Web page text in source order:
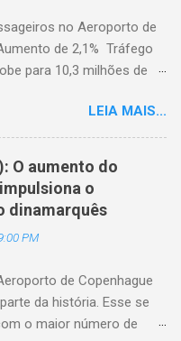
sustentável, com base no
GSTC. Desde o seu
ano, a Academia de
da hotelaria que
práticas sustentáveis ​​em
disponibilidade agora em
fortalece ainda mais sua
ao diversificado setor
no Aeroporto de
de 2,1% Tráfego
para 10,3 milhões de
utilizaram o
(FRA) em março de
mês em análise registrou
de 2,1%, apesar dos
resultantes de dois
conjuntura geopolítica.
no FRA foram
de março. As
com o Irã levaram a
de 68,6% no tráfego
LEIA MAIS...
O aumento do
o
dinamarquês
PM
de Copenhague
da história. Esse se
o maior número de